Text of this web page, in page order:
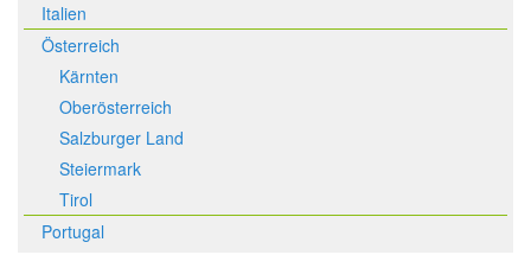
Italien
Österreich
Kärnten
Oberösterreich
Salzburger Land
Steiermark
Tirol
Portugal